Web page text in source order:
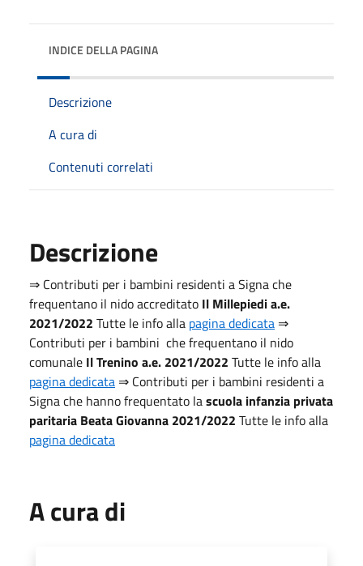
INDICE DELLA PAGINA
Descrizione
A cura di
Contenuti correlati
Descrizione
⇒ Contributi per i bambini residenti a Signa che
frequentano il nido accreditato Il Millepiedi a.e.
2021/2022 Tutte le info alla pagina dedicata ⇒
Contributi per i bambini che frequentano il nido
comunale Il Trenino a.e. 2021/2022 Tutte le info alla
pagina dedicata ⇒ Contributi per i bambini residenti a
Signa che hanno frequentato lascuola infanzia privata
paritaria Beata Giovanna 2021/2022 Tutte le info alla
pagina dedicata
A cura di